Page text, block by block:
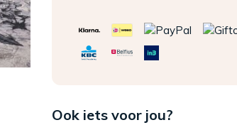
Ook iets voor jou?